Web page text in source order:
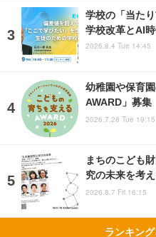
学校の「当た
学校改革とAI
2026.8.4 Tue 14:45
幼稚園や保育
AWARD」募集
2026.7.28 Tue 19:15
まちのこども
究の未来を考
2026.8.7 Fri 16:15
ランキン